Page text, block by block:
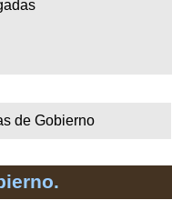
de Gobierno